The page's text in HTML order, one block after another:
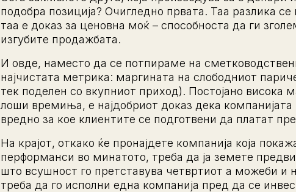
подобра позиција? Очигледно првата. Таа разлика
таа е доказ за ценовна моќ – способноста да ги
изгубите продажбата.
И овде, наместо да се потпираме на
најчистата метрика: маргината на слободниот
тек поделен со вкупниот приход). Постојано висока
лоши времиња, е најдобриот доказ дека
вредно за кое клиентите се подготвени да платат
На крајот, откако ќе пронајдете компанија која
перформанси во минатото, треба да ја земете
што всушност го претставува четвртиот а можеби и
треба да го исполни една компанија пред да се